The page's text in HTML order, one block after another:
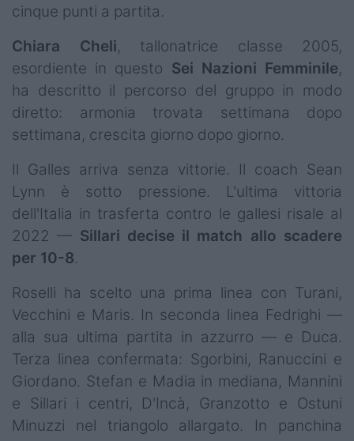
cinque punti a partita.
Chiara
Cheli, tallonatrice classe 2005,
esordiente in questo Sei Nazioni Femminile,
ha descritto il percorso del gruppo in modo
diretto: armonia trovata settimana dopo
settimana, crescita giorno dopo giorno.
Il Galles arriva senza vittorie. Il coach Sean
Lynn è sotto pressione. L'ultima vittoria
dell'Italia in trasferta contro le gallesi risale al
2022 — Sillari decise il match allo scadere
per 10-8.
Roselli ha scelto una prima linea con Turani,
Vecchini e Maris. In seconda linea Fedrighi —
alla sua ultima partita in azzurro — e Duca.
Terza linea confermata: Sgorbini, Ranuccini e
Giordano. Stefan e Madia in mediana, Mannini
e Sillari i centri, D'Incà, Granzotto e Ostuni
Minuzzi nel triangolo allargato. In panchina